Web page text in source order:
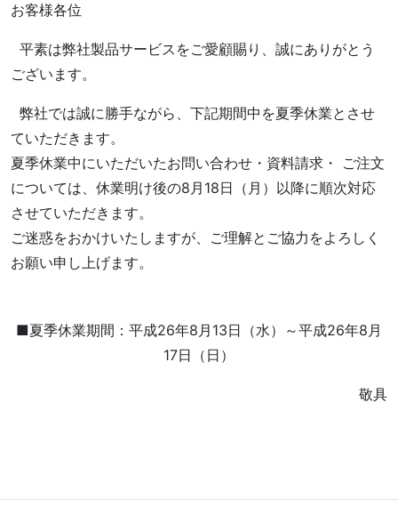
お客様各位
平素は弊社製品サービスをご愛顧賜り、誠にありがとう
ございます。
弊社では誠に勝手ながら、下記期間中を夏季休業とさせ
ていただきます。
夏季休業中にいただいたお問い合わせ・資料請求・ ご注文
については、休業明け後の8月18日（月）以降に順次対応
させていただきます。
ご迷惑をおかけいたしますが、ご理解とご協力をよろしく
お願い申し上げます。
■夏季休業期間：平成26年8月13日（水）～平成26年8月
17日（日）
敬具